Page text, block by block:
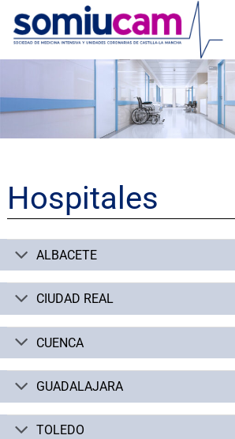
contenido
Hospitales
ALBACETE
CIUDAD REAL
CUENCA
GUADALAJARA
TOLEDO